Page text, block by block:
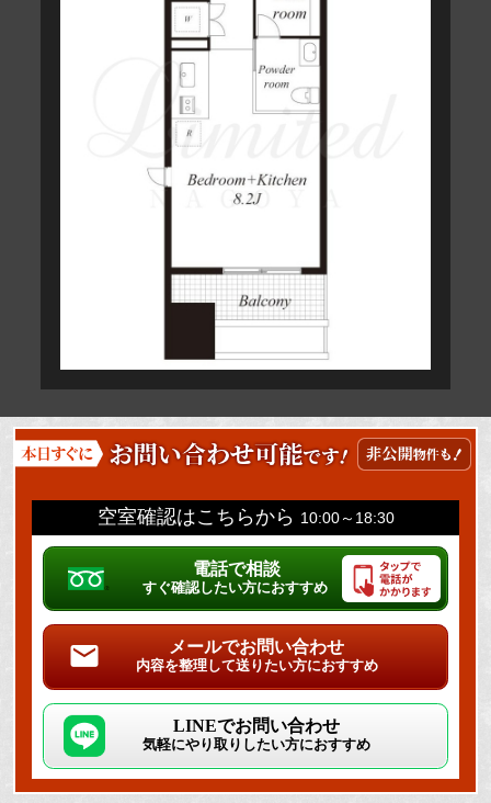
空室確認はこちらから 10:00～18:30
電話で相談
すぐ確認したい方におすすめ
メールでお問い合わせ
内容を整理して送りたい方におすすめ
LINEでお問い合わせ
気軽にやり取りしたい方におすすめ